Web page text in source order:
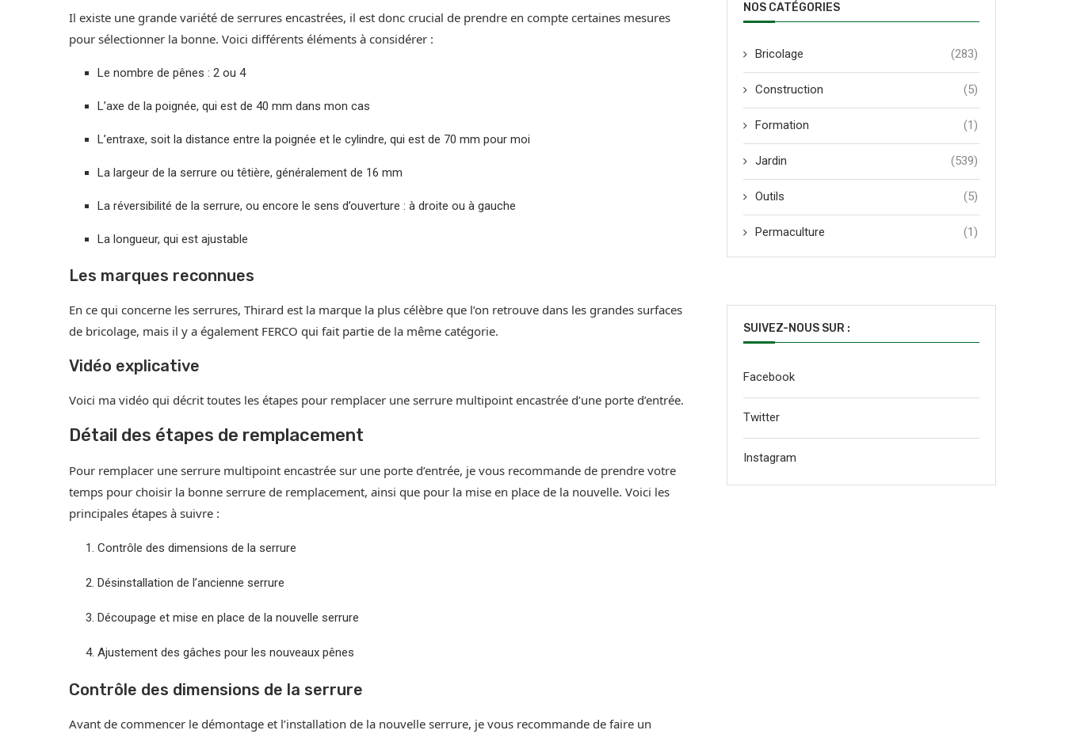
Il existe une grande variété de serrures encastrées, il est donc crucial de prendre en compte certaines mesures
pour sélectionner la bonne. Voici différents éléments à considérer :
Le nombre de pênes : 2 ou 4
L’axe de la poignée, qui est de 40 mm dans mon cas
L’entraxe, soit la distance entre la poignée et le cylindre, qui est de 70 mm pour moi
La largeur de la serrure ou têtière, généralement de 16 mm
La réversibilité de la serrure, ou encore le sens d’ouverture : à droite ou à gauche
La longueur, qui est ajustable
Les marques reconnues
En ce qui concerne les serrures, Thirard est la marque la plus célèbre que l’on retrouve dans les grandes surfaces
de bricolage, mais il y a également FERCO qui fait partie de la même catégorie.
Vidéo explicative
Voici ma vidéo qui décrit toutes les étapes pour remplacer une serrure multipoint encastrée d’une porte d’entrée.
Détail des étapes de remplacement
Pour remplacer une serrure multipoint encastrée sur une porte d’entrée, je vous recommande de prendre votre
temps pour choisir la bonne serrure de remplacement, ainsi que pour la mise en place de la nouvelle. Voici les
principales étapes à suivre :
Contrôle des dimensions de la serrure
Désinstallation de l’ancienne serrure
Découpage et mise en place de la nouvelle serrure
Ajustement des gâches pour les nouveaux pênes
Contrôle des dimensions de la serrure
Avant de commencer le démontage et l’installation de la nouvelle serrure, je vous recommande de faire un
NOS CATÉGORIES
Bricolage (283)
Construction (5)
Formation (1)
Jardin (539)
Outils (5)
Permaculture (1)
SUIVEZ-NOUS SUR :
Facebook
Twitter
Instagram